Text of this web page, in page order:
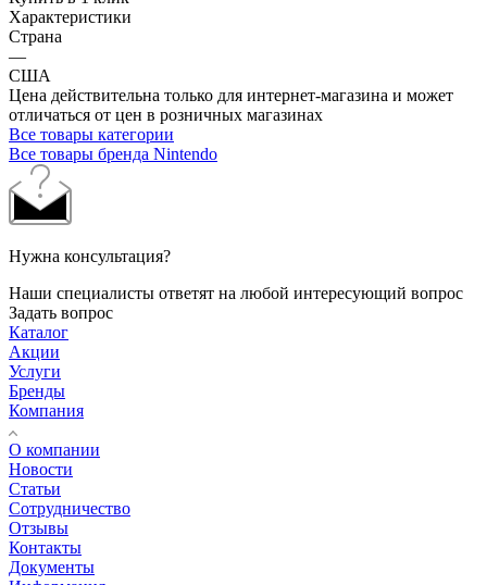
Характеристики
Страна
—
США
Цена действительна только для интернет-магазина и может
отличаться от цен в розничных магазинах
Все товары категории
Все товары бренда Nintendo
Нужна консультация?
Наши специалисты ответят на любой интересующий вопрос
Задать вопрос
Каталог
Акции
Услуги
Бренды
Компания
О компании
Новости
Статьи
Сотрудничество
Отзывы
Контакты
Документы